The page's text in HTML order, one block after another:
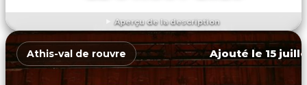
Aperçu de la description
DÉCOUVRIR L'ÉVÉNEMENT
Athis-val de rouvre Ajouté le 15